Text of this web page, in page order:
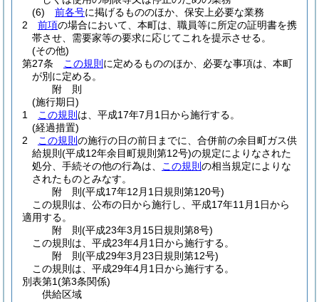
(6)
前各号に掲げるもののほか、保安上必要な業務
2
前項の場合において、本町は、職員等に所定の証明書を携
帯させ、需要家等の要求に応じてこれを提示させる。
(その他)
第27条
この規則 に定めるもののほか、必要な事項は、本町
が別に定める。
附 則
(施行期日)
1
この規則 は、平成17年7月1日から施行する。
(経過措置)
2
この規則 の施行の日の前日までに、合併前の余目町ガス供
給規則 (平成12年余目町規則第12号)の規定によりなされた
処分、手続その他の行為は、
この規則 の相当規定によりな
されたものとみなす。
附 則(平成17年12月1日規則第120号)
この規則は、公布の日から施行し、平成17年11月1日から
適用する。
附 則(平成23年3月15日規則第8号)
この規則は、平成23年4月1日から施行する。
附 則(平成29年3月23日規則第12号)
この規則は、平成29年4月1日から施行する。
別表第1(第3条関係)
供給区域